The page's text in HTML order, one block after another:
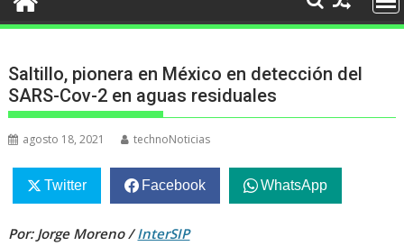
Saltillo, pionera en México en detección del
SARS-Cov-2 en aguas residuales
agosto 18, 2021 technoNoticias
Twitter Facebook WhatsApp
Por: Jorge Moreno /InterSIP